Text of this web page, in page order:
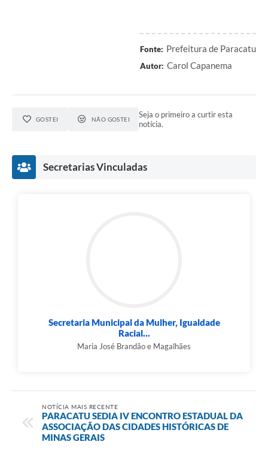
Fonte: Prefeitura de Paracatu
Autor: Carol Capanema
GOSTEI NÃO GOSTEI
Seja o primeiro a curtir esta
notícia.
Secretarias Vinculadas
Secretaria Municipal da Mulher, Igualdade
Racial...
Maria José Brandão e Magalhães
NOTÍCIA MAIS RECENTE
PARACATU SEDIA IV ENCONTRO ESTADUAL DA
ASSOCIAÇÃO DAS CIDADES HISTÓRICAS DE
MINAS GERAIS